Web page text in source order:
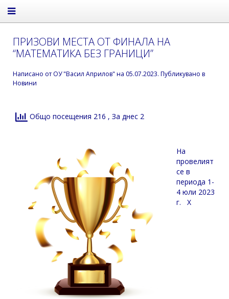
ПРИЗОВИ МЕСТА ОТ ФИНАЛА НА
“МАТЕМАТИКА БЕЗ ГРАНИЦИ”
Написано от ОУ "Васил Априлов" на 05.07.2023. Публикувано в
Новини
Общо посещения 216 , За днес 2
На
провелият
се в
периода 1-
4 юли 2023
г. X